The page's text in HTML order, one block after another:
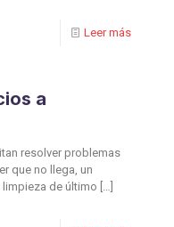
Leer más
a
resolver problemas
que no llega, un
de último […]